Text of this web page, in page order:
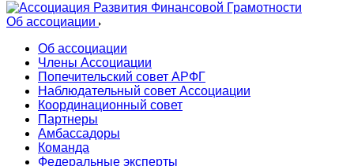
Об ассоциации
Об ассоциации
Члены Ассоциации
Попечительский совет АРФГ
Наблюдательный совет Ассоциации
Координационный совет
Партнеры
Амбассадоры
Команда
Федеральные эксперты